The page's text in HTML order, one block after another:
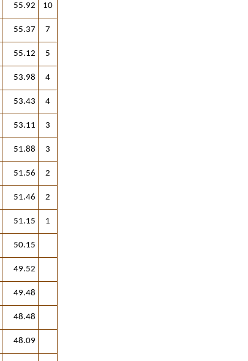
55.92 10
55.37 7
55.12 5
53.98 4
53.43 4
53.11 3
51.88 3
51.56 2
51.46 2
51.15 1
50.15
49.52
49.48
48.48
48.09